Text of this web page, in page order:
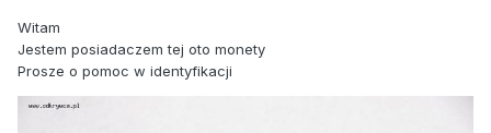
Witam
Jestem posiadaczem tej oto monety
Prosze o pomoc w identyfikacji